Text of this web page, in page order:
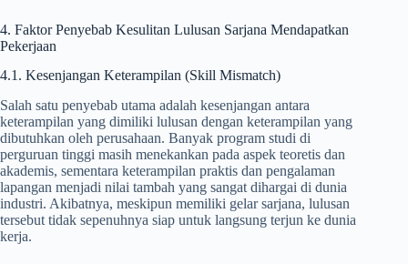
4. Faktor Penyebab Kesulitan Lulusan Sarjana Mendapatkan
Pekerjaan
4.1. Kesenjangan Keterampilan (Skill Mismatch)
Salah satu penyebab utama adalah kesenjangan antara
keterampilan yang dimiliki lulusan dengan keterampilan yang
dibutuhkan oleh perusahaan. Banyak program studi di
perguruan tinggi masih menekankan pada aspek teoretis dan
akademis, sementara keterampilan praktis dan pengalaman
lapangan menjadi nilai tambah yang sangat dihargai di dunia
industri. Akibatnya, meskipun memiliki gelar sarjana, lulusan
tersebut tidak sepenuhnya siap untuk langsung terjun ke dunia
kerja.